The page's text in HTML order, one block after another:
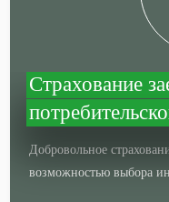
Страхование
Добровольное
возможностью выбора